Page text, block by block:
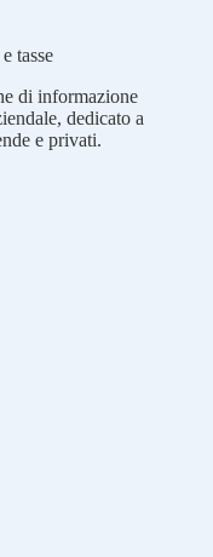
tasse
di informazione
dedicato a
e privati.